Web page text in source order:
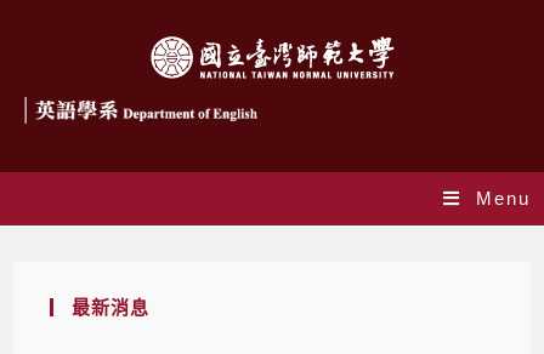
Menu
最新消息